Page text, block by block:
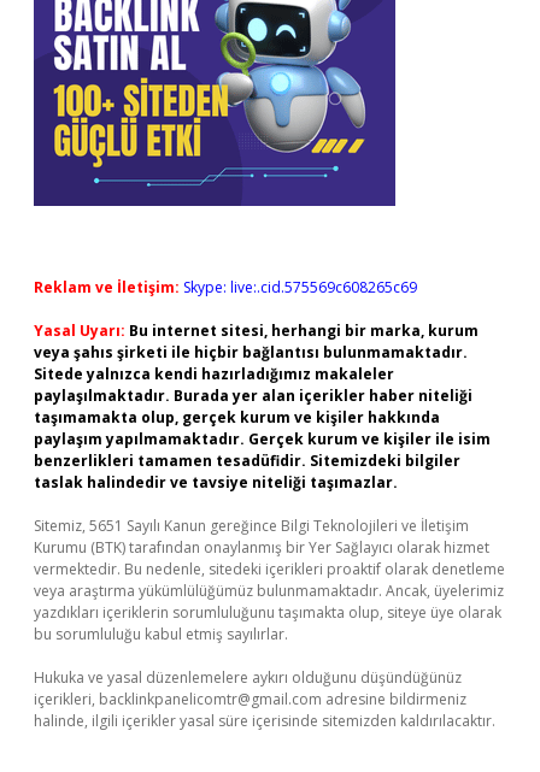
Reklam ve İletişim: Skype: live:.cid.575569c608265c69
Yasal Uyarı: Bu internet sitesi, herhangi bir marka, kurum
veya şahıs şirketi ile hiçbir bağlantısı bulunmamaktadır.
Sitede yalnızca kendi hazırladığımız makaleler
paylaşılmaktadır. Burada yer alan içerikler haber niteliği
taşımamakta olup, gerçek kurum ve kişiler hakkında
paylaşım yapılmamaktadır. Gerçek kurum ve kişiler ile isim
benzerlikleri tamamen tesadüfidir. Sitemizdeki bilgiler
taslak halindedir ve tavsiye niteliği taşımazlar.
Sitemiz, 5651 Sayılı Kanun gereğince Bilgi Teknolojileri ve İletişim
Kurumu (BTK) tarafından onaylanmış bir Yer Sağlayıcı olarak hizmet
vermektedir. Bu nedenle, sitedeki içerikleri proaktif olarak denetleme
veya araştırma yükümlülüğümüz bulunmamaktadır. Ancak, üyelerimiz
yazdıkları içeriklerin sorumluluğunu taşımakta olup, siteye üye olarak
bu sorumluluğu kabul etmiş sayılırlar.
Hukuka ve yasal düzenlemelere aykırı olduğunu düşündüğünüz
içerikleri, backlinkpanelicomtr@gmail.com adresine bildirmeniz
halinde, ilgili içerikler yasal süre içerisinde sitemizden kaldırılacaktır.